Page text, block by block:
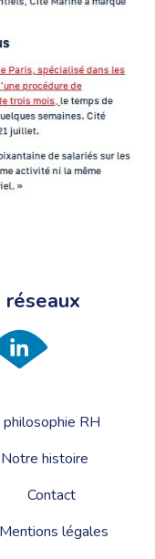
réseaux
RH
Notre histoire
Contact
Mentions légales